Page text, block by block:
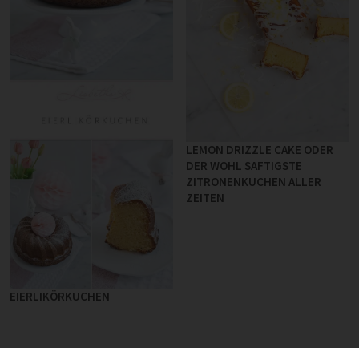
EIERLIKÖRKUCHEN
LEMON DRIZZLE CAKE ODER
DER WOHL SAFTIGSTE
ZITRONENKUCHEN ALLER
ZEITEN